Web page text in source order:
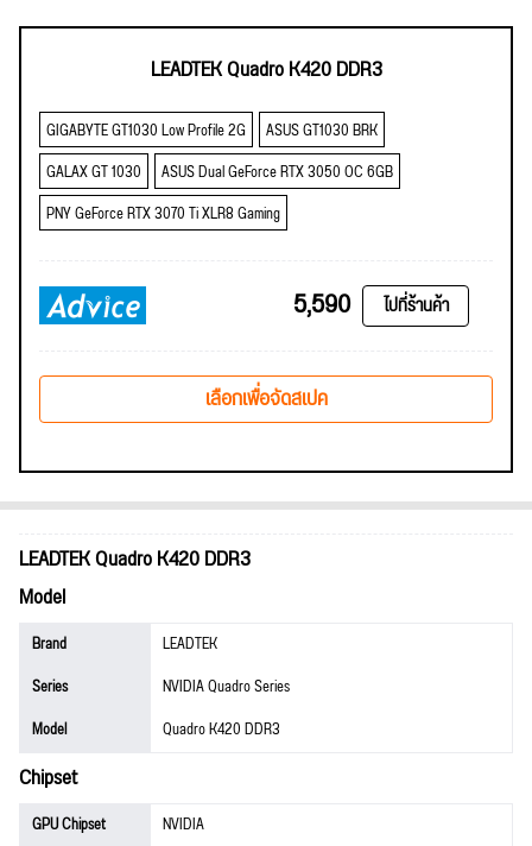
LEADTEK Quadro K420 DDR3
GIGABYTE GT1030 Low Profile 2G
ASUS GT1030 BRK
GALAX GT 1030
ASUS Dual GeForce RTX 3050 OC 6GB
PNY GeForce RTX 3070 Ti XLR8 Gaming
5,590 ไปที่ร้านค้า
เลือกเพื่อจัดสเปค
LEADTEK Quadro K420 DDR3
Model
Brand
LEADTEK
Series
NVIDIA Quadro Series
Model
Quadro K420 DDR3
Chipset
GPU Chipset
NVIDIA